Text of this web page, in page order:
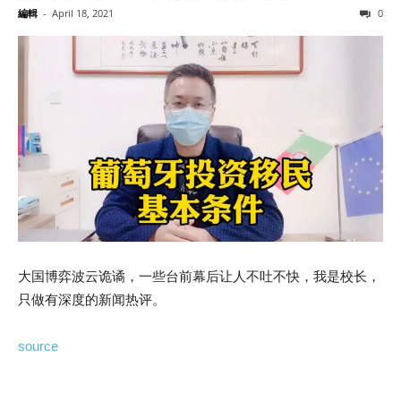
編輯 - April 18, 2021 0
大国博弈波云诡谲，一些台前幕后让人不吐不快，我是校长，
只做有深度的新闻热评。
source